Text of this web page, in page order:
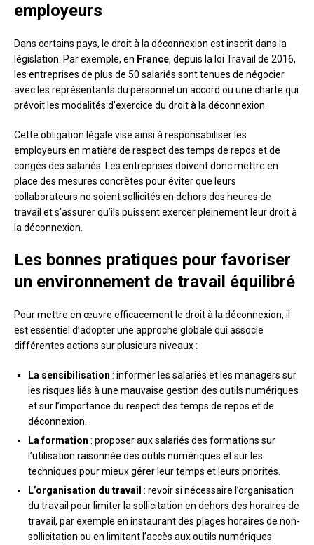
employeurs
Dans certains pays, le droit à la déconnexion est inscrit dans la
législation. Par exemple, en France, depuis la loi Travail de 2016,
les entreprises de plus de 50 salariés sont tenues de négocier
avec les représentants du personnel un accord ou une charte qui
prévoit les modalités d’exercice du droit à la déconnexion.
Cette obligation légale vise ainsi à responsabiliser les
employeurs en matière de respect des temps de repos et de
congés des salariés. Les entreprises doivent donc mettre en
place des mesures concrètes pour éviter que leurs
collaborateurs ne soient sollicités en dehors des heures de
travail et s’assurer qu’ils puissent exercer pleinement leur droit à
la déconnexion.
Les bonnes pratiques pour favoriser
un environnement de travail équilibré
Pour mettre en œuvre efficacement le droit à la déconnexion, il
est essentiel d’adopter une approche globale qui associe
différentes actions sur plusieurs niveaux :
La sensibilisation : informer les salariés et les managers sur
les risques liés à une mauvaise gestion des outils numériques
et sur l’importance du respect des temps de repos et de
déconnexion.
La formation : proposer aux salariés des formations sur
l’utilisation raisonnée des outils numériques et sur les
techniques pour mieux gérer leur temps et leurs priorités.
L’organisation du travail : revoir si nécessaire l’organisation
du travail pour limiter la sollicitation en dehors des horaires de
travail, par exemple en instaurant des plages horaires de non-
sollicitation ou en limitant l’accès aux outils numériques